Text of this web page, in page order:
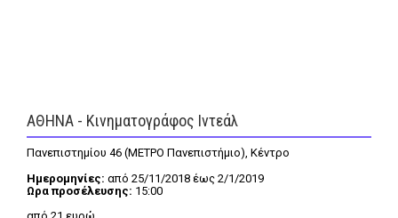
OMG LOL
A-List LGBTQI+
Xmas
ΑΘΗΝΑ - Κινηματογράφος Ιντεάλ
Πανεπιστημίου 46 (ΜΕΤΡΟ Πανεπιστήμιο), Κέντρο
Ημερομηνίες: από 25/11/2018 έως 2/1/2019
Ωρα προσέλευσης: 15:00